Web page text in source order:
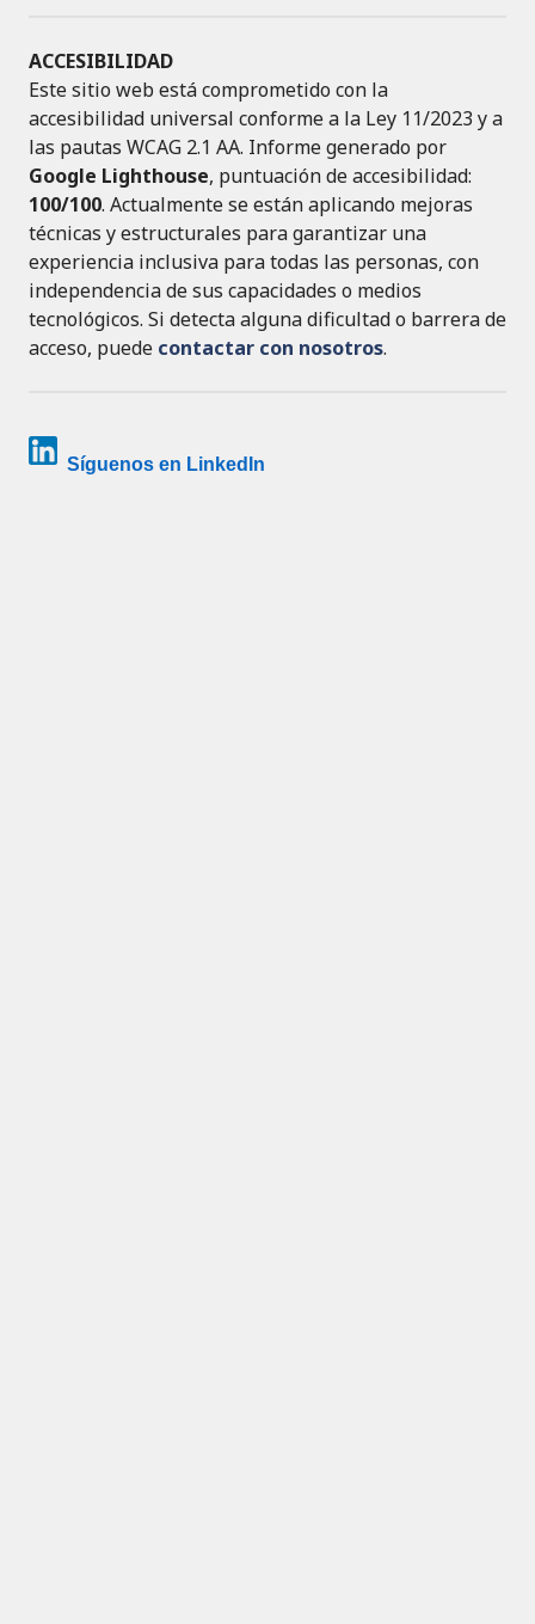
ACCESIBILIDAD
Este sitio web está comprometido con la
accesibilidad universal conforme a la Ley 11/2023 y a
las pautas WCAG 2.1 AA. Informe generado por
Google Lighthouse, puntuación de accesibilidad:
100/100. Actualmente se están aplicando mejoras
técnicas y estructurales para garantizar una
experiencia inclusiva para todas las personas, con
independencia de sus capacidades o medios
tecnológicos. Si detecta alguna dificultad o barrera de
acceso, puede contactar con nosotros.
Síguenos en LinkedIn